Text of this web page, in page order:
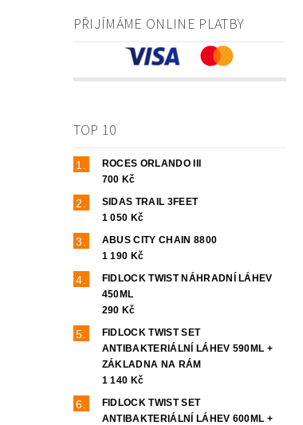
PŘIJÍMÁME ONLINE PLATBY
TOP 10
ROCES ORLANDO III
700 Kč
SIDAS TRAIL 3FEET
1 050 Kč
ABUS CITY CHAIN 8800
1 190 Kč
FIDLOCK TWIST NÁHRADNÍ LÁHEV
450ML
290 Kč
FIDLOCK TWIST SET
ANTIBAKTERIÁLNÍ LÁHEV 590ML +
ZÁKLADNA NA RÁM
1 140 Kč
FIDLOCK TWIST SET
ANTIBAKTERIÁLNÍ LÁHEV 600ML +